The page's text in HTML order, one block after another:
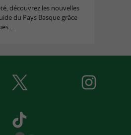
découvrez les nouvelles
du Pays Basque grâce
...